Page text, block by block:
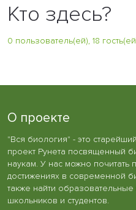
Кто здесь?
0 пользователь(ей), 18
О проекте
"Вся биология" - это
проект Рунета посвященный
наукам. У нас можно почитать
достижениях в современной
также найти
школьников и студентов.